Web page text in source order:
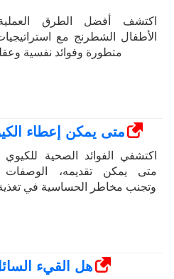
اكتشف أفضل الطرق العملية
الأطفال الشطرنج مع
متطورة وفوائد نفسية
متى يمكن إعطاء
اكتشفي الفوائد الصحية للكيوي
متى يمكن تقديمه، الوصفات
وتجنب مخاطر الحساسية في
هل القيء